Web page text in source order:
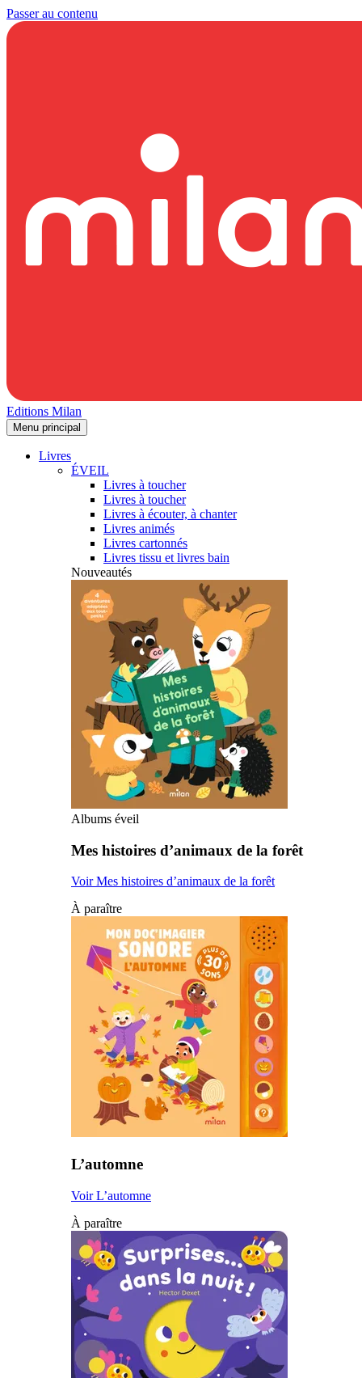
Passer au contenu
Editions Milan
Menu principal
Livres
ÉVEIL
Livres à toucher
Livres à toucher
Livres à écouter, à chanter
Livres animés
Livres cartonnés
Livres tissu et livres bain
Nouveautés
Albums éveil
Mes histoires d’animaux de la forêt
Voir Mes histoires d’animaux de la forêt
À paraître
L’automne
Voir L’automne
À paraître